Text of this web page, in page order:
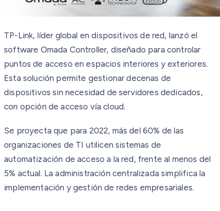
TP-Link, líder global en dispositivos de red, lanzó el
software Omada Controller, diseñado para controlar
puntos de acceso en espacios interiores y exteriores.
Esta solución permite gestionar decenas de
dispositivos sin necesidad de servidores dedicados,
con opción de acceso vía cloud.
Se proyecta que para 2022, más del 60% de las
organizaciones de TI utilicen sistemas de
automatización de acceso a la red, frente al menos del
5% actual. La administración centralizada simplifica la
implementación y gestión de redes empresariales.